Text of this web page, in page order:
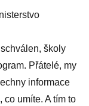
školy
Přátelé, my
informace
co umíte. A tím to